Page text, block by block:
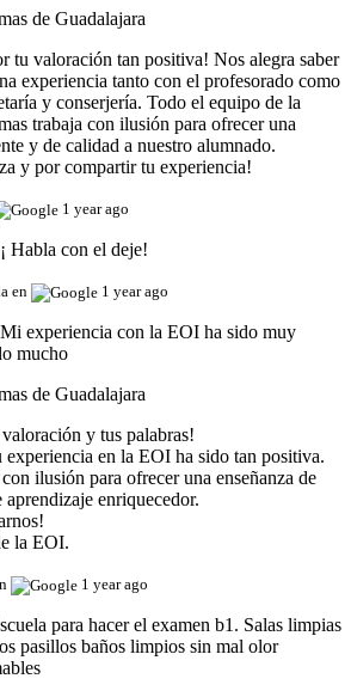
de Guadalajara
tu valoración tan positiva! Nos alegra saber
experiencia tanto con el profesorado como
y conserjería. Todo el equipo de la
trabaja con ilusión para ofrecer una
y de calidad a nuestro alumnado.
y por compartir tu experiencia!
1 year ago
¡ Habla con el deje!
en 1 year ago
Mi experiencia con la EOI ha sido muy
mucho
de Guadalajara
y tus palabras!
experiencia en la EOI ha sido tan positiva.
ilusión para ofrecer una enseñanza de
enriquecedor.
la EOI.
1 year ago
para hacer el examen b1. Salas limpias
pasillos baños limpios sin mal olor